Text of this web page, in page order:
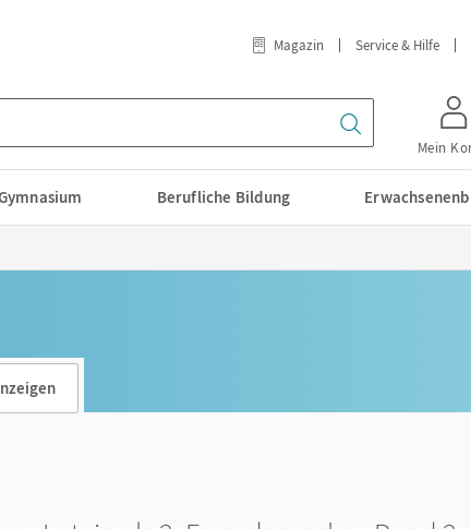
Magazin Service & Hilfe
Mein
Berufliche Bildung